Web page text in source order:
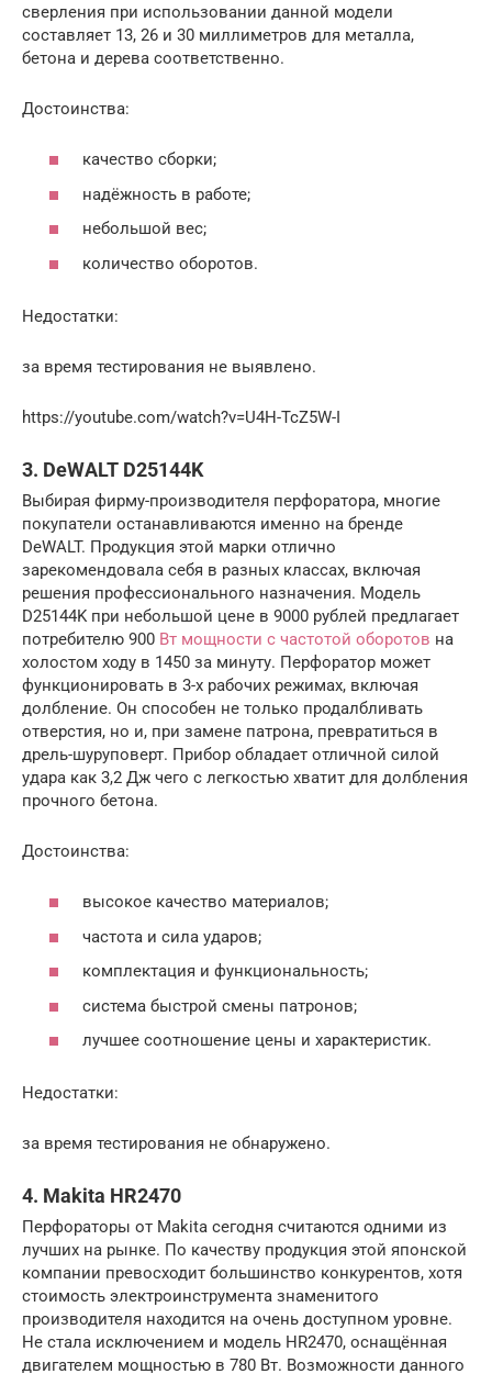
сверления при использовании данной модели
составляет 13, 26 и 30 миллиметров для металла,
бетона и дерева соответственно.
Достоинства:
качество сборки;
надёжность в работе;
небольшой вес;
количество оборотов.
Недостатки:
за время тестирования не выявлено.
https://youtube.com/watch?v=U4H-TcZ5W-I
3. DeWALT D25144K
Выбирая фирму-производителя перфоратора, многие
покупатели останавливаются именно на бренде
DeWALT. Продукция этой марки отлично
зарекомендовала себя в разных классах, включая
решения профессионального назначения. Модель
D25144K при небольшой цене в 9000 рублей предлагает
потребителю 900 Вт мощности с частотой оборотов на
холостом ходу в 1450 за минуту. Перфоратор может
функционировать в 3-х рабочих режимах, включая
долбление. Он способен не только продалбливать
отверстия, но и, при замене патрона, превратиться в
дрель-шуруповерт. Прибор обладает отличной силой
удара как 3,2 Дж чего с легкостью хватит для долбления
прочного бетона.
Достоинства:
высокое качество материалов;
частота и сила ударов;
комплектация и функциональность;
система быстрой смены патронов;
лучшее соотношение цены и характеристик.
Недостатки:
за время тестирования не обнаружено.
4. Makita HR2470
Перфораторы от Makita сегодня считаются одними из
лучших на рынке. По качеству продукция этой японской
компании превосходит большинство конкурентов, хотя
стоимость электроинструмента знаменитого
производителя находится на очень доступном уровне.
Не стала исключением и модель HR2470, оснащённая
двигателем мощностью в 780 Вт. Возможности данного